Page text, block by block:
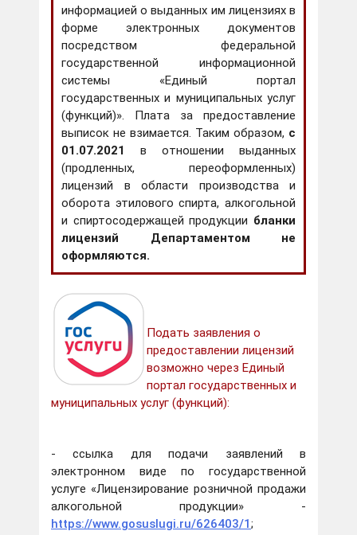
информацией о выданных им лицензиях в
форме электронных документов
посредством федеральной
государственной информационной
системы «Единый портал
государственных и муниципальных услуг
(функций)». Плата за предоставление
выписок не взимается. Таким образом, с
01.07.2021
в отношении выданных
(продленных, переоформленных)
лицензий в области производства и
оборота этилового спирта, алкогольной
и спиртосодержащей продукции бланки
лицензий Департаментом не
оформляются.
Подать заявления о
предоставлении лицензий
возможно через Единый
портал государственных и
муниципальных услуг (функций):
- ссылка для подачи заявлений в
электронном виде по государственной
услуге «Лицензирование розничной продажи
алкогольной продукции» -
https://www.gosuslugi.ru/626403/1;